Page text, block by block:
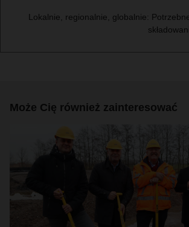
Lokalnie, regionalnie, globalnie:
Może Cię również zainteresować